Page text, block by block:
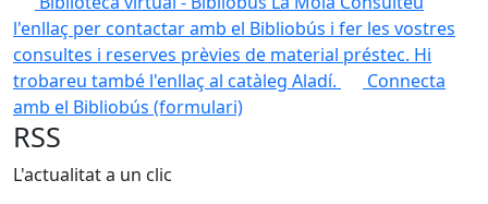
l'enllaç per contactar amb el Bibliobús i fer les vostres
consultes i reserves prèvies de material préstec. Hi
trobareu també l'enllaç al catàleg Aladí.
Connecta
amb el Bibliobús (formulari)
RSS
L'actualitat a un clic